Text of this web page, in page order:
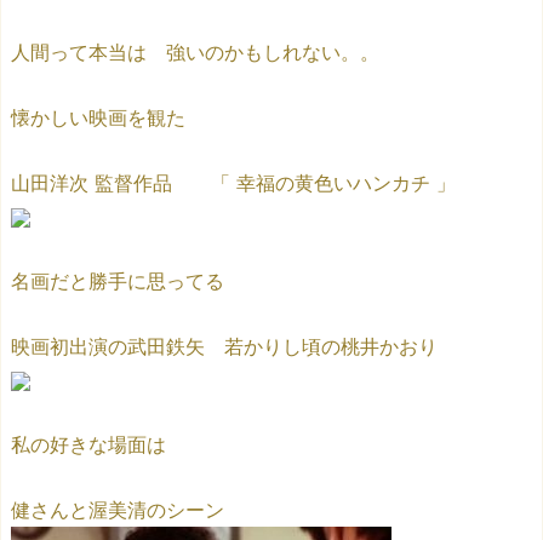
人間って本当は 強いのかもしれない。。
懐かしい映画を観た
山田洋次 監督作品 「 幸福の黄色いハンカチ 」
名画だと勝手に思ってる
映画初出演の武田鉄矢 若かりし頃の桃井かおり
私の好きな場面は
健さんと渥美清のシーン